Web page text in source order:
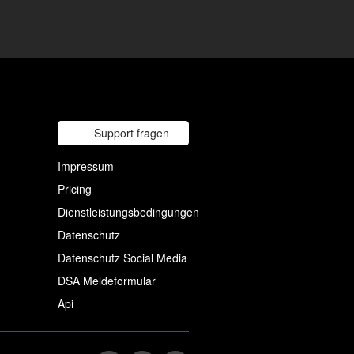
Support fragen
Impressum
Pricing
Dienstleistungsbedingungen
Datenschutz
Datenschutz Social Media
DSA Meldeformular
Api